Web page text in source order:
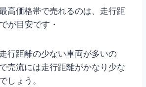
高価格帯で売れるのは、走行距
が目安です・
行距離の少ない車両が多いの
売流には走行距離がかなり少な
しょう。